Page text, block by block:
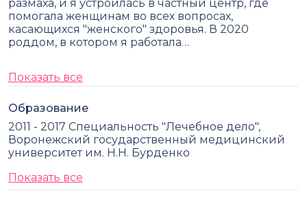
размаха, и я устроилась в частный центр, где
помогала женщинам во всех вопросах,
касающихся "женского" здоровья. В 2020
роддом, в котором я работала…
Показать все
Образование
2011 - 2017 Специальность "Лечебное дело",
Воронежский государственный медицинский
университет им. Н.Н. Бурденко
Показать все